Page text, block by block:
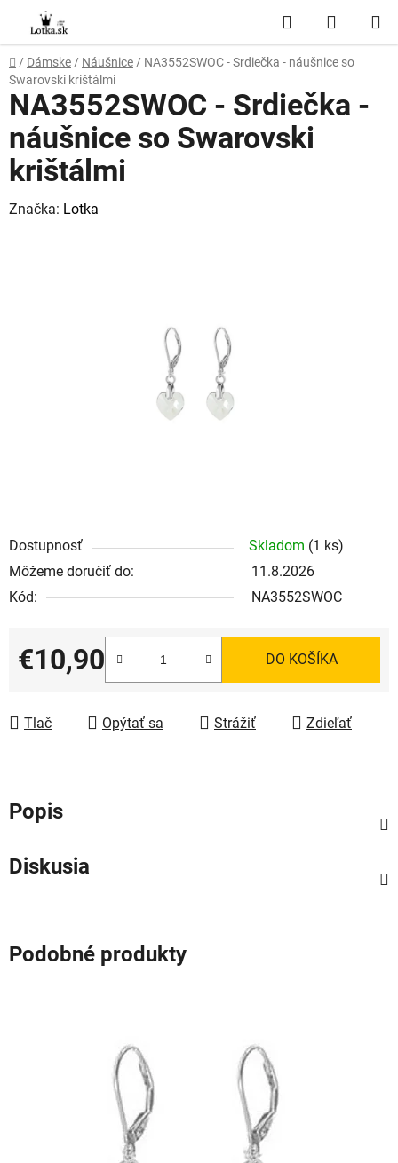
obsah
Hľadať
KOŠÍK
Domov
/ Dámske / Náušnice / NA3552SWOC - Srdiečka - náušnice so
Swarovski krištálmi
Dostupnosť Skladom (1 ks)
Môžeme doručiť do:
11.8.2026
Kód:
NA3552SWOC
€10,90
Jednotková cena:
DO KOŠÍKA
Tlač Opýtať sa Strážiť Zdieľať
NA3552SWOC - Srdiečka -
náušnice so Swarovski
krištálmi
Značka: Lotka
Popis
Diskusia
Podobné produkty